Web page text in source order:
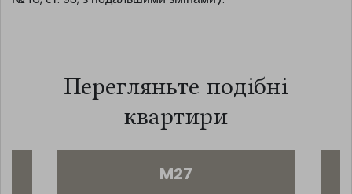
Перегляньте подібні
квартири